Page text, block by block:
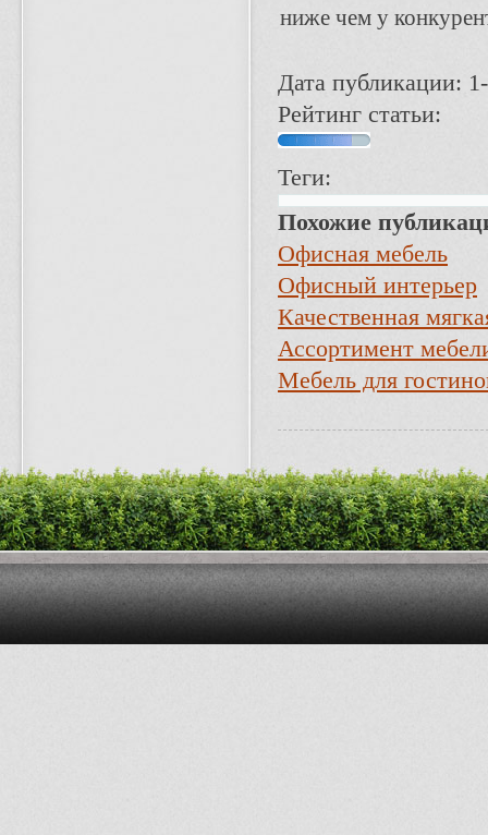
ниже чем у
Дата публикации:
Рейтинг статьи:
Теги:
Похожие
Офисная мебель
Офисный интерьер
Качественная
Ассортимент
Мебель для